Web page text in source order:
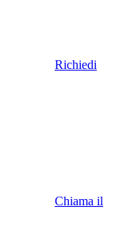
Richiedi
Chiama il